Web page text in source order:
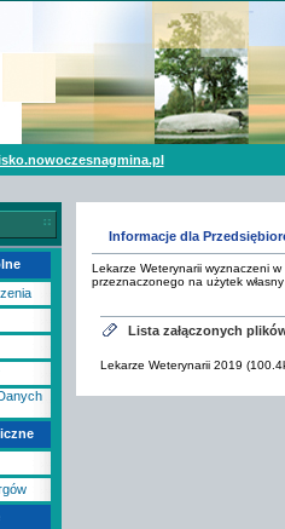
Informacje dla
Lekarze Weterynarii wyznaczeni
przeznaczonego na użytek własny
Lista załączonych
Lekarze Weterynarii 2019